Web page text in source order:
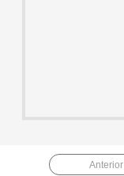
Anterior